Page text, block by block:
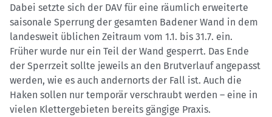
Dabei setzte sich der DAV für eine räumlich erweiterte
saisonale Sperrung der gesamten Badener Wand in dem
landesweit üblichen Zeitraum vom 1.1. bis 31.7. ein.
Früher wurde nur ein Teil der Wand gesperrt. Das Ende
der Sperrzeit sollte jeweils an den Brutverlauf angepasst
werden, wie es auch andernorts der Fall ist. Auch die
Haken sollen nur temporär verschraubt werden – eine in
vielen Klettergebieten bereits gängige Praxis.